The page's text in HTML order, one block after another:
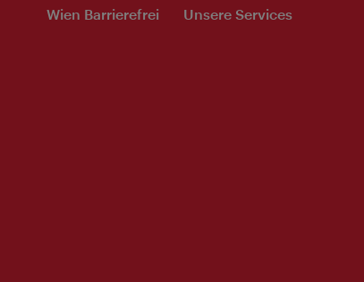
Wien Barrierefrei Unsere Services